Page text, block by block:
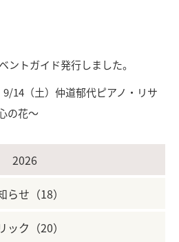
ントガイド発行しました。
9/14（土）仲道郁代ピアノ・リサ
の花～
2026
らせ（18）
ック（20）